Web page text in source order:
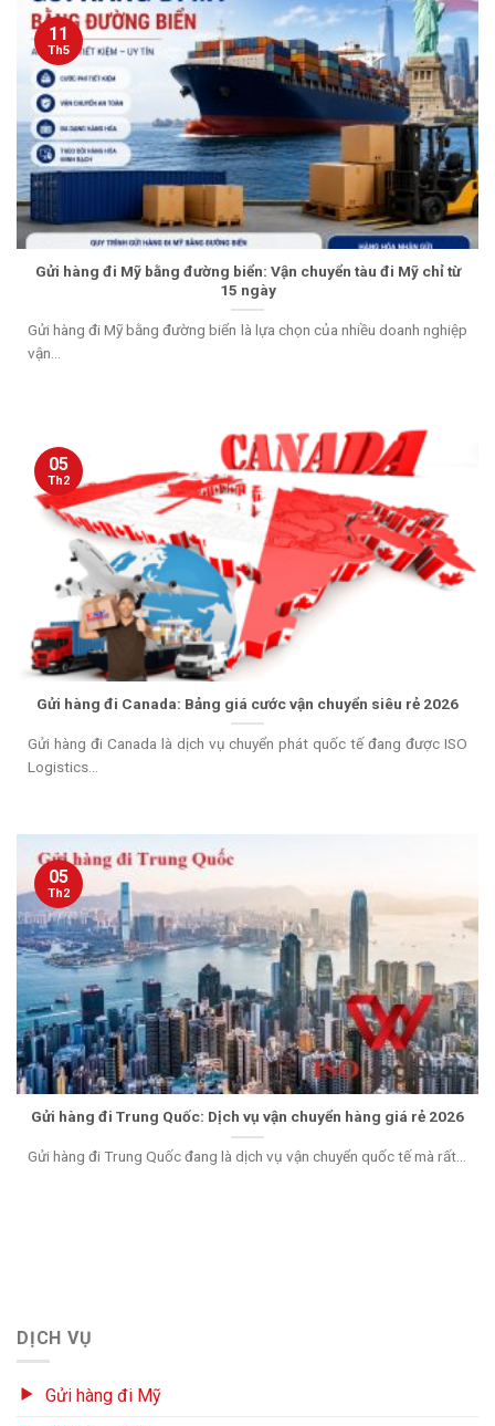
Gửi hàng đi Mỹ bằng đường biển: Vận chuyển tàu đi Mỹ chỉ từ
15 ngày
Gửi hàng đi Mỹ bằng đường biển là lựa chọn của nhiều doanh nghiệp
vận...
11
Th5
Gửi hàng đi Canada: Bảng giá cước vận chuyển siêu rẻ 2026
Gửi hàng đi Canada là dịch vụ chuyển phát quốc tế đang được ISO
Logistics...
05
Th2
Gửi hàng đi Trung Quốc: Dịch vụ vận chuyển hàng giá rẻ 2026
Gửi hàng đi Trung Quốc đang là dịch vụ vận chuyển quốc tế mà rất...
05
Th2
DỊCH VỤ
Gửi hàng đi Mỹ